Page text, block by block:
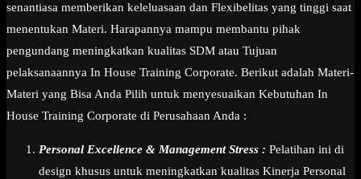
senantiasa memberikan keleluasaan dan Flexibelitas yang tinggi saat
menentukan Materi. Harapannya mampu membantu pihak
pengundang meningkatkan kualitas SDM atau Tujuan
pelaksanaannya In House Training Corporate. Berikut adalah Materi-
Materi yang Bisa Anda Pilih untuk menyesuaikan Kebutuhan In
House Training Corporate di Perusahaan Anda :
Personal Excellence & Management Stress : Pelatihan ini di
design khusus untuk meningkatkan kualitas Kinerja Personal